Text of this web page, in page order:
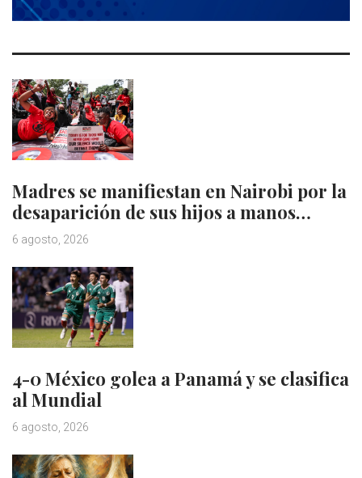
Madres se manifiestan en Nairobi por la
desaparición de sus hijos a manos…
6 agosto, 2026
4-0 México golea a Panamá y se clasifica
al Mundial
6 agosto, 2026